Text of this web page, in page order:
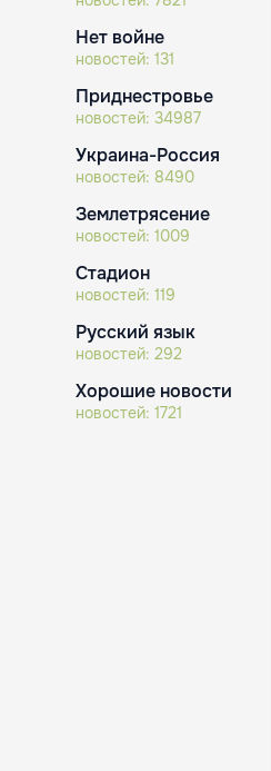
Нет войне
новостей: 131
Приднестровье
новостей: 34987
Украина-Россия
новостей: 8490
Землетрясение
новостей: 1009
Стадион
новостей: 119
Русский язык
новостей: 292
Хорошие новости
новостей: 1721